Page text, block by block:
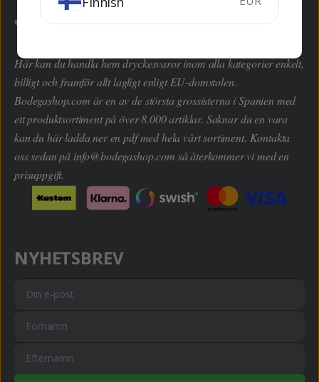
Här kan du handla hem dryckesvaror inom alla kategorier enkelt,
billigt och framför allt lagligt enligt EU-domstolen.
Bodegashop.com är en av de största grossisterna i Spanien med
ett produktsortiment på över 8.000 artiklar. Saknar du en vara
kan du här ladda ner en pdf med hela vårt sortiment. Kontakta
oss sedan på info@bodegashop.com så återkommer vi med en
prisuppgift.
NYHETSBREV